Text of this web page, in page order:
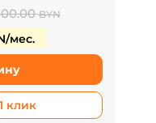
BYN
мес.
клик